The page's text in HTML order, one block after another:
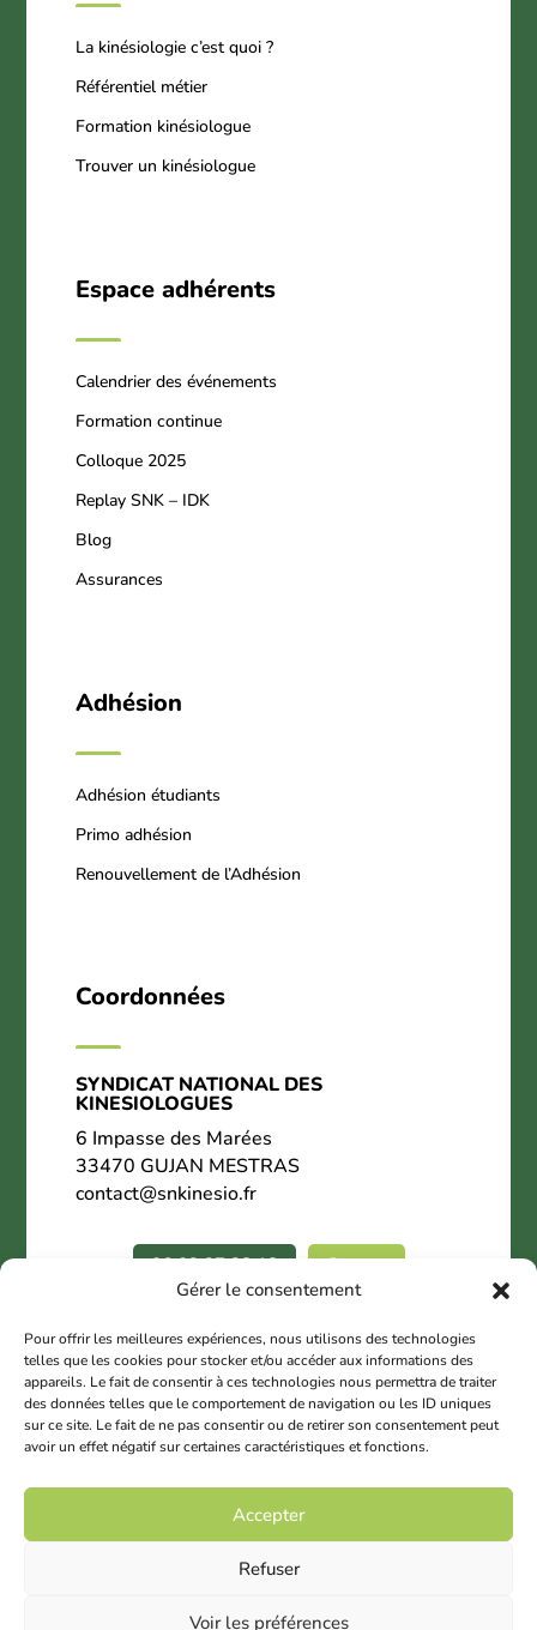
Gérer le consentement
Pour offrir les meilleures expériences, nous utilisons des technologies
telles que les cookies pour stocker et/ou accéder aux informations des
appareils. Le fait de consentir à ces technologies nous permettra de traiter
des données telles que le comportement de navigation ou les ID uniques
sur ce site. Le fait de ne pas consentir ou de retirer son consentement peut
avoir un effet négatif sur certaines caractéristiques et fonctions.
Accepter
Refuser
Voir les préférences
La kinésiologie c’est quoi ?
Référentiel métier
Formation kinésiologue
Trouver un kinésiologue
Espace adhérents
Calendrier des événements
Formation continue
Colloque 2025
Replay SNK – IDK
Blog
Assurances
Adhésion
Adhésion étudiants
Primo adhésion
Renouvellement de l’Adhésion
Coordonnées
SYNDICAT NATIONAL DES
KINESIOLOGUES
6 Impasse des Marées
33470 GUJAN MESTRAS
contact@snkinesio.fr
06.02.27.28.18 Contact
© 2025 Copyright SNK
Mentions légales
Contact SNK